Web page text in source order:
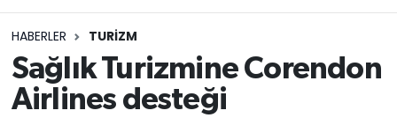
HABERLER TURIZM
Sağlık Turizmine Corendon
Airlines desteği
Siyaset
Ekonomi
Video
Siyaset
Eğitim
Ekonomi
Muratpaşa Trafik Yoğunluk Haritası
Süper Lig Puan Durumu ve Fikstür
Tüm Manşetler